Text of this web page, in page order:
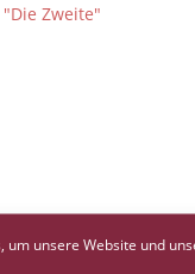
um unsere Website und
Zweite"